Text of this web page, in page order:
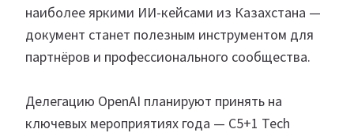
наиболее яркими ИИ-кейсами из Казахстана —
документ станет полезным инструментом для
партнёров и профессионального сообщества.
Делегацию OpenAI планируют принять на
ключевых мероприятиях года — C5+1 Tech